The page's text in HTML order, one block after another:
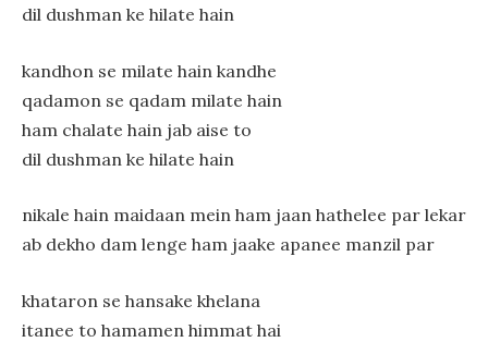
dil dushman ke hilate hain
kandhon se milate hain kandhe
qadamon se qadam milate hain
ham chalate hain jab aise to
dil dushman ke hilate hain
nikale hain maidaan mein ham jaan hathelee par lekar
ab dekho dam lenge ham jaake apanee manzil par
khataron se hansake khelana
itanee to hamamen himmat hai